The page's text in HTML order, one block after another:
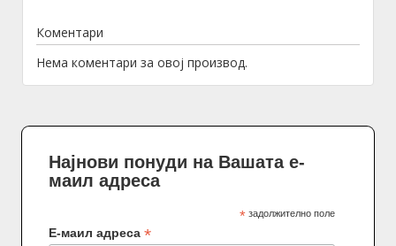
Коментари
Нема коментари за овој производ.
Најнови понуди на Вашата е-
маил адреса
* задолжително поле
Е-маил адреса *